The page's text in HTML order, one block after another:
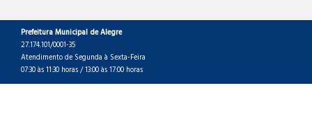
Prefeitura Municipal de Alegre
27.174.101/0001-35
Atendimento de Segunda à Sexta-Feira
07:30 às 11:30 horas / 13:00 às 17:00 horas